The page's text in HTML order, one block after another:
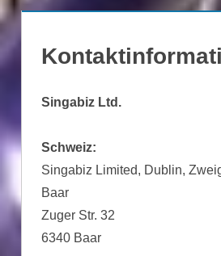
Singabiz Ltd.
Schweiz:
Singabiz Limited, Dublin,
Baar
Zuger Str. 32
6340 Baar